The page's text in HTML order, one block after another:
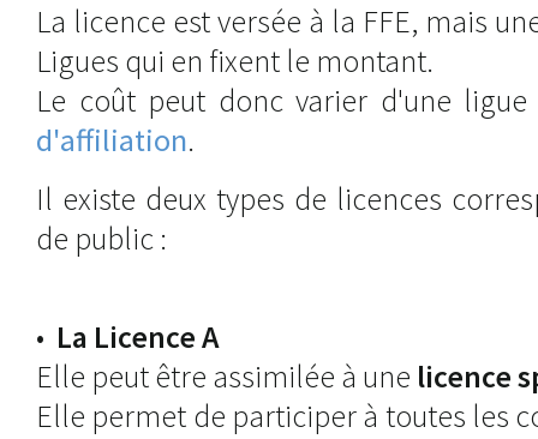
La licence est versée à la FFE, mais
Ligues qui en fixent le montant.
Le coût peut donc varier d'une
d'affiliation.
Il existe deux types de licences
de public :
• La Licence A
Elle peut être assimilée à une licence
Elle permet de participer à toutes les